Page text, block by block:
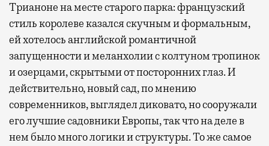
Трианоне на месте старого парка: французский
стиль королеве казался скучным и формальным,
ей хотелось английской романтичной
запущенности и меланхолии с колтуном тропинок
и озерцами, скрытыми от посторонних глаз. И
действительно, новый сад, по мнению
современников, выглядел диковато, но сооружали
его лучшие садовники Европы, так что на деле в
нем было много логики и структуры. То же самое